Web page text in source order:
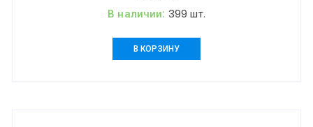
В наличии: 399 шт.
В КОРЗИНУ